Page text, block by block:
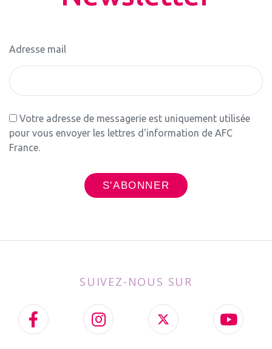
Adresse mail
Votre adresse de messagerie est uniquement utilisée
pour vous envoyer les lettres d'information de AFC
France.
SUIVEZ-NOUS SUR